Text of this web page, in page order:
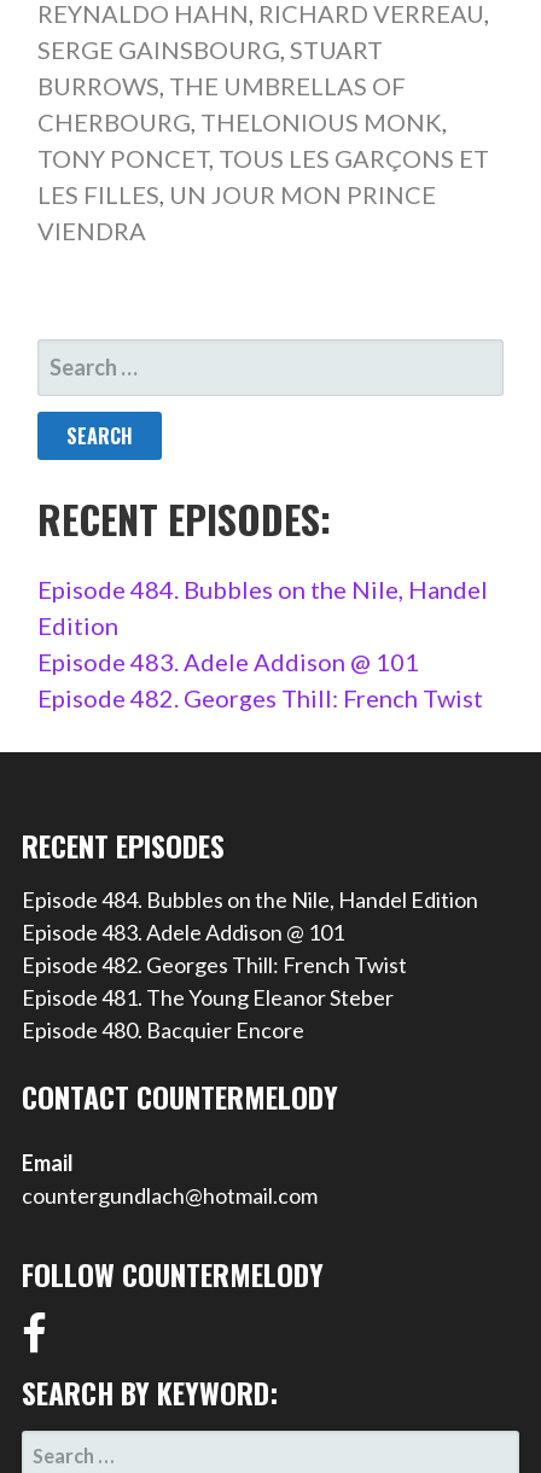
REYNALDO HAHN, RICHARD VERREAU,
SERGE GAINSBOURG, STUART
BURROWS, THE UMBRELLAS OF
CHERBOURG, THELONIOUS MONK,
TONY PONCET, TOUS LES GARÇONS ET
LES FILLES, UN JOUR MON PRINCE
VIENDRA
SEARCH
FOR:
RECENT EPISODES:
Episode 484. Bubbles on the Nile, Handel
Edition
Episode 483. Adele Addison @ 101
Episode 482. Georges Thill: French Twist
RECENT EPISODES
Episode 484. Bubbles on the Nile, Handel Edition
Episode 483. Adele Addison @ 101
Episode 482. Georges Thill: French Twist
Episode 481. The Young Eleanor Steber
Episode 480. Bacquier Encore
CONTACT COUNTERMELODY
Email
countergundlach@hotmail.com
FOLLOW COUNTERMELODY
SEARCH BY KEYWORD:
SEARCH